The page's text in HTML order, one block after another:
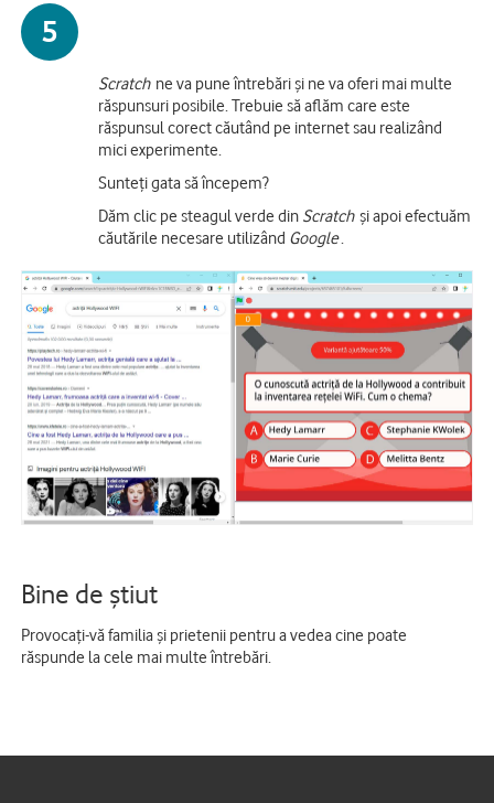
5
Scratch ne va pune întrebări și ne va oferi mai multe
răspunsuri posibile. Trebuie să aflăm care este
răspunsul corect căutând pe internet sau realizând
mici experimente.
Sunteți gata să începem?
Dăm clic pe steagul verde din Scratch și apoi efectuăm
căutările necesare utilizând Google
Bine de ştiut
Provocați-vă familia și prietenii pentru a vedea cine poate
răspunde la cele mai multe întrebări.